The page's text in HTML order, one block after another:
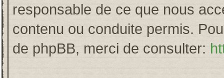
responsable de ce que nous
contenu ou conduite permis.
de phpBB, merci de consulter: